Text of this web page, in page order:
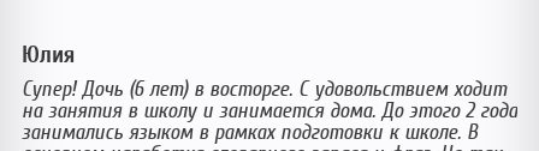
Дочь (6 лет) в восторге. С удовольствием ходит
занятия в школу и занимается дома. До этого 2 года
языком в рамках подготовки к школе. В